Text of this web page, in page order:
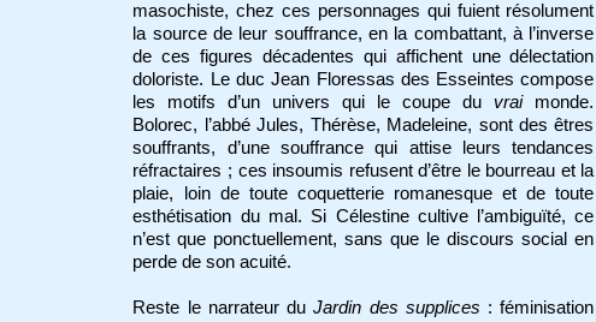
masochiste, chez ces personnages qui fuient résolument
la source de leur souffrance, en la combattant, à l’inverse
de ces figures décadentes qui affichent une délectation
doloriste. Le duc Jean Floressas des Esseintes compose
les motifs d’un univers qui le coupe du vraimonde.
Bolorec, l’abbé Jules, Thérèse, Madeleine, sont des êtres
souffrants, d’une souffrance qui attise leurs tendances
réfractaires ; ces insoumis refusent d’être le bourreau et la
plaie, loin de toute coquetterie romanesque et de toute
esthétisation du mal. Si Célestine cultive l’ambiguïté, ce
n’est que ponctuellement, sans que le discours social en
perde de son acuité.
Reste le narrateur duJardin des supplices : féminisation